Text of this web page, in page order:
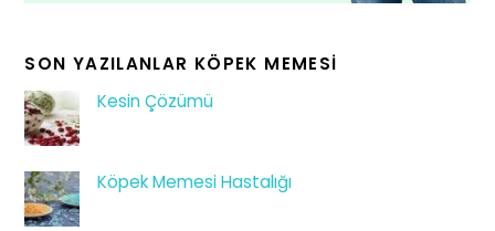
SON YAZILANLAR KÖPEK MEMESI
Kesin Çözümü
Köpek Memesi Hastalığı